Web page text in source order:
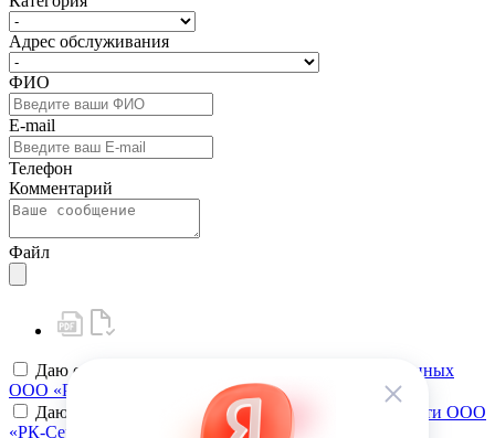
Адрес обслуживания
ФИО
E-mail
Телефон
Комментарий
Файл
Даю своё
согласие на обработку персональных данных
ООО «РК-Сервис»
Даю своё
согласие на политику конфиденциальности ООО
«РК-Сервис»